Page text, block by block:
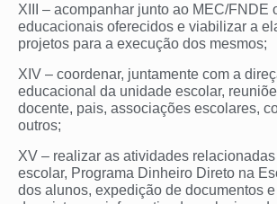
XIII – acompanhar junto ao MEC/FNDE
educacionais oferecidos e viabilizar a
projetos para a execução dos mesmos;
XIV – coordenar, juntamente com a
educacional da unidade escolar,
docente, pais, associações escolares,
outros;
XV – realizar as atividades
escolar, Programa Dinheiro Direto na
dos alunos, expedição de documentos